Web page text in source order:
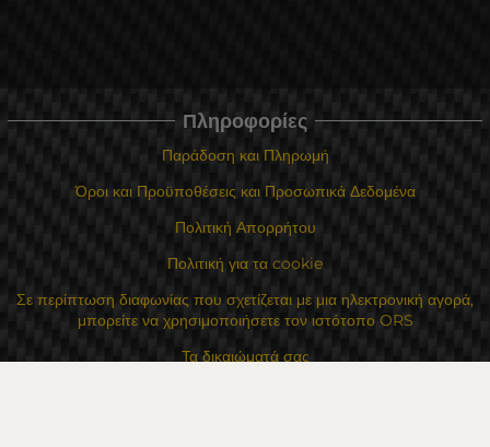
Πληροφορίες
Παράδοση και Πληρωμή
Όροι και Προϋποθέσεις και Προσωπικά Δεδομένα
Πολιτική Απορρήτου
Πολιτική για τα cookie
Σε περίπτωση διαφωνίας που σχετίζεται με μια ηλεκτρονική αγορά,
μπορείτε να χρησιμοποιήσετε τον ιστότοπο ORS
Τα δικαιώματά σας